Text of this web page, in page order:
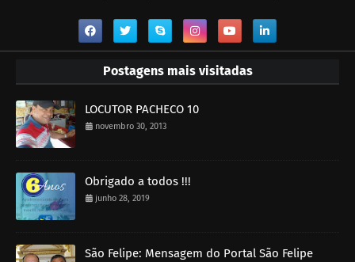
Postagens mais visitadas
LOCUTOR PACHECO 10
novembro 30, 2013
Obrigado a todos !!!
junho 28, 2019
São Felipe: Mensagem do Portal São Felipe